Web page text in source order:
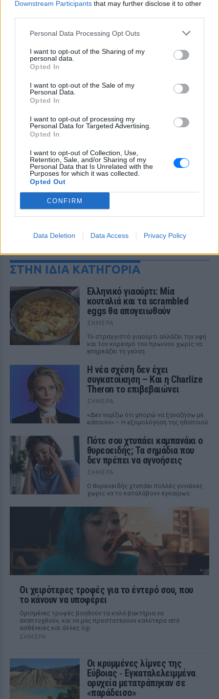
Downstream Participants that may further disclose it to other
Personal Data Processing Opt Outs
I want to opt-out of the Sharing of my
personal data.
Opted In
I want to opt-out of the Sale of my
Personal Data.
Opted In
I want to opt-out of processing my
Personal Data for Targeted Advertising.
Opted In
I want to opt-out of Collection, Use,
Retention, Sale, and/or Sharing of my
Personal Data that Is Unrelated with the
Purposes for which it was collected.
Opted Out
CONFIRM
Data Deletion Data Access Privacy Policy
ΔΙΑΦΗΜΙΣΗ
ΔΕΙΤΕ ΕΠΙΣΗΣ
ΣΤΗΝ ΙΔΙΑ ΚΑΤΗΓΟΡΙΑ
Ελληνικό γιαούρτι: Μία
κουταλιά και τα scrambled
eggs θα απογειωθούν
ΣΉΜΕΡΑ
Το στραγγιστό γιαούρτι αλλάζει την υφή
και τον κορεσμό του πρωινού χωρίς να
επηρεάζει τη γεύση.
Η νέα σχέση δεν έχει
συγκατοίκηση – Και η Charlize
Theron το επιβεβαιώνει
ΣΉΜΕΡΑ
«Δεν νομίζω ότι μπορώ να ξαναζήσω με
κάποιον» – Η εξομολόγηση της ηθοποιού
Πότε σου χτυπάει καμπανάκι ο
θυρεοειδής; Τα σημάδια που
δεν πρέπει να αγνοήσεις
ΣΉΜΕΡΑ
Ο θυρεοειδής χτυπάει πολλές γυναίκες
χωρίς να το καταλάβουν εγκαίρως
Οι χειρότερες τροφές για το έντερό σου, που
το κάνουν να υποφέρει
Ορισμένες τροφές βοηθούν τα καλά βακτήρια να
αναπτυχθούν, και να μας προστατεύουν καλύτερα από
ασθένειες και άλλες όχι
ΣΉΜΕΡΑ
Οι κρυμμένες λίμνες της
Εύβοιας ‑ Εγκαταλελειμμένα
ορυχεία μετατράπηκαν σε
«παράδεισο»